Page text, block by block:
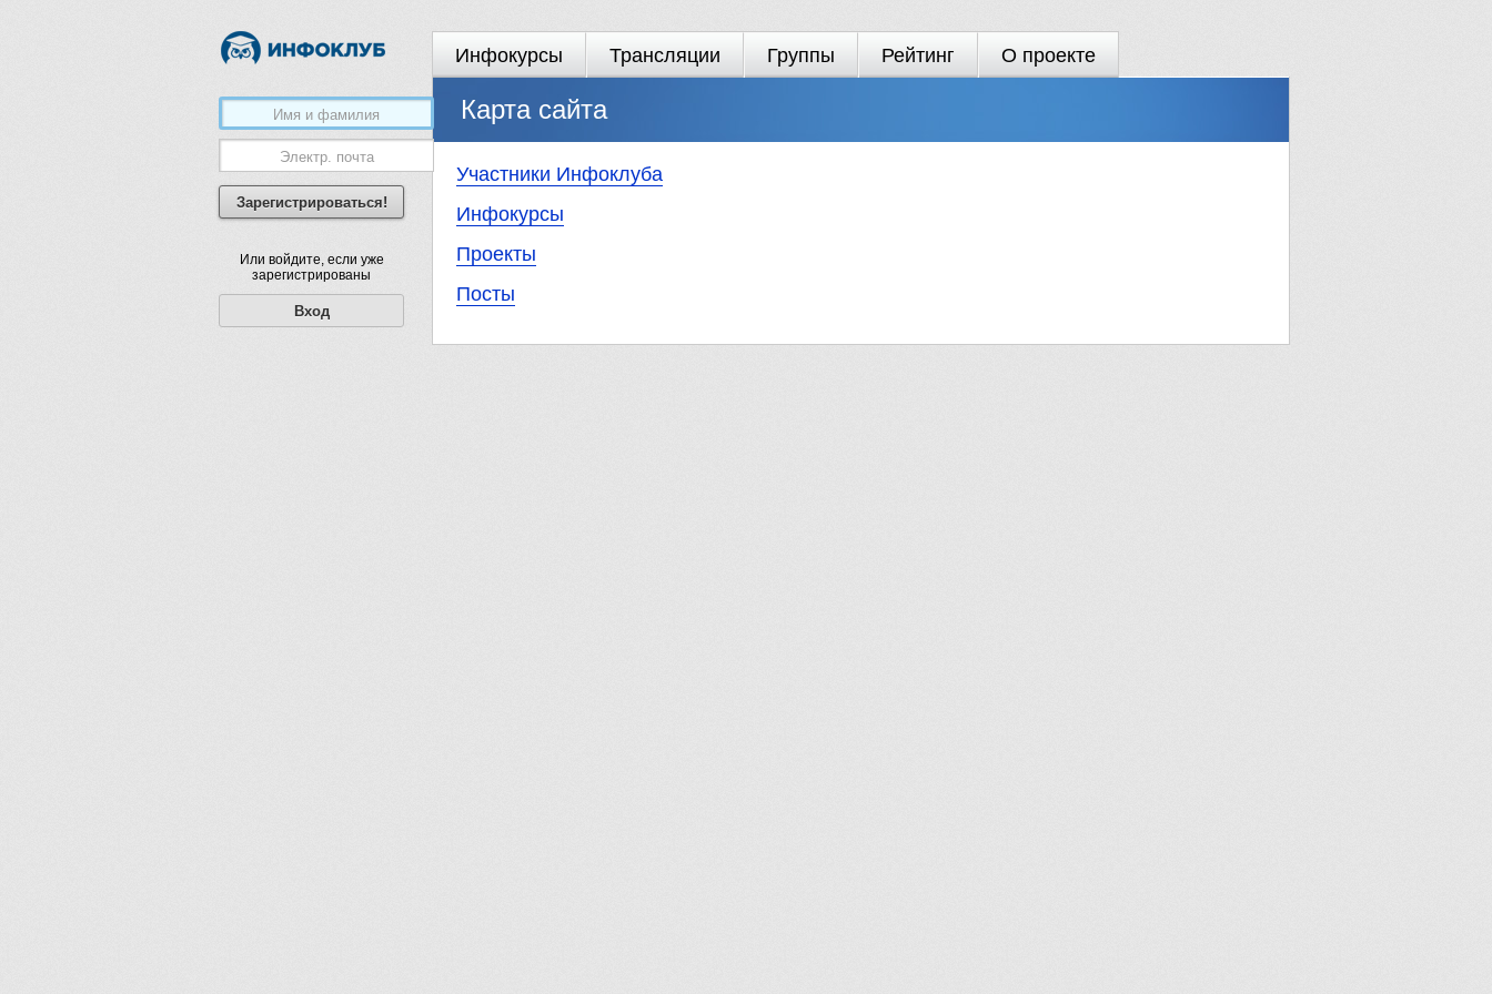
Зарегистрироваться!
Или войдите, если уже
зарегистрированы
Вход
Инфокурсы Трансляции Группы Рейтинг О проекте
Карта сайта
Участники Инфоклуба
Инфокурсы
Проекты
Посты